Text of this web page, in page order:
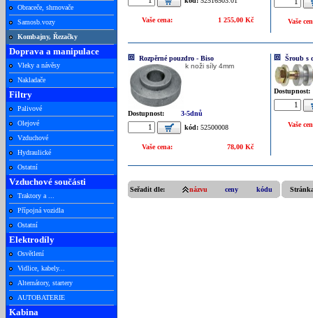
Obraceče, shrnovače
Samosb.vozy
Kombajny, Řezačky
Doprava a manipulace
Vleky a návěsy
Nakladače
Filtry
Palivové
Olejové
Vzduchové
Hydraulické
Ostatní
Vzduchové součásti
Traktory a ...
Přípojná vozidla
Ostatní
Elektrodíly
Osvětlení
Vidlice, kabely...
Alternátory, startery
AUTOBATERIE
Kabina
Vaše cena: 1 255,00 Kč Vaše
Rozpěrné pouzdro - Biso
k noži síly 4mm
Dostupnost:
3-5dnů
kód: 52500008
Vaše cena: 78,00 Kč
Šroub s
Dostupnost:
Vaše
Seřadit dle: názvu ceny kódu